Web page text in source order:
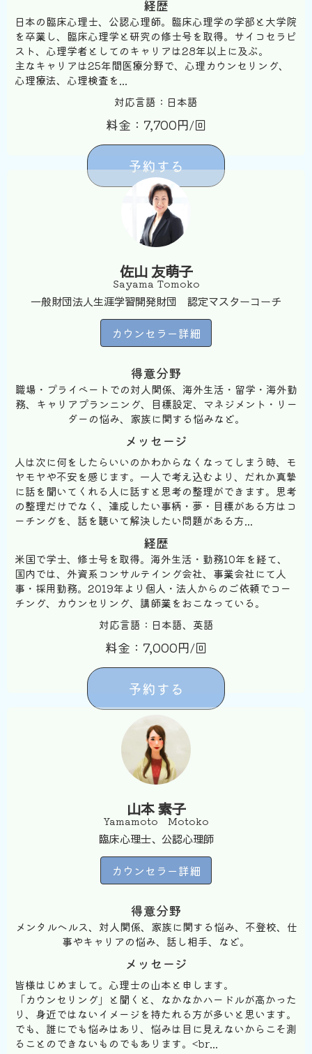
経歴
日本の臨床心理士、公認心理師。臨床心理学の学部と大学院
を卒業し、臨床心理学と研究の修士号を取得。サイコセラピ
スト、心理学者としてのキャリアは28年以上に及ぶ。
主なキャリアは25年間医療分野で、心理カウンセリング、
心理療法、心理検査を...
対応言語：日本語
料金：7,700円/回
予約する
佐山 友萌子
Sayama Tomoko
一般財団法人生涯学習開発財団 認定マスターコーチ
カウンセラー詳細
得意分野
職場・プライベートでの対人関係、海外生活・留学・海外勤
務、キャリアプランニング、目標設定、マネジメント・リー
ダーの悩み、家族に関する悩みなど。
メッセージ
人は次に何をしたらいいのかわからなくなってしまう時、モ
ヤモヤや不安を感じます。一人で考え込むより、だれか真摯
に話を聞いてくれる人に話すと思考の整理ができます。思考
の整理だけでなく、達成したい事柄・夢・目標がある方はコ
ーチングを、話を聴いて解決したい問題がある方...
経歴
米国で学士、修士号を取得。海外生活・勤務10年を経て、
国内では、外資系コンサルテイング会社、事業会社にて人
事・採用勤務。2019年より個人・法人からのご依頼でコー
チング、カウンセリング、講師業をおこなっている。
対応言語：日本語、英語
料金：7,000円/回
予約する
山本 素子
Yamamoto Motoko
臨床心理士、公認心理師
カウンセラー詳細
得意分野
メンタルヘルス、対人関係、家族に関する悩み、不登校、仕
事やキャリアの悩み、話し相手、など。
メッセージ
皆様はじめまして。心理士の山本と申します。
「カウンセリング」と聞くと、なかなかハードルが高かった
り、身近ではないイメージを持たれる方が多いと思います。
でも、誰にでも悩みはあり、悩みは目に見えないからこそ測
ることのできないものでもあります。<br...